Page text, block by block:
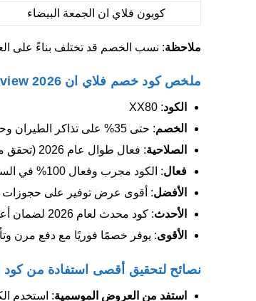
كوبون فلاي ان الجمعة البيضاء
ملاحظة: نسب الخصم قد تختلف بناءً على
ملخص كود خصم فلاي ان 2026 Overview
الكود: XX80
الخصم: حتى 35% على تذاكر الطيران وحجوزات الفنادق.
الصلاحية: فعال طوال عام 2026 (تحقق من الشروط عبر couponaat.com).
فعال: الكود مجرب وفعال 100% في السعودية ودول أخرى.
الأفضل: أقوى عرض توفير على حجوزات
الأحدث: كود محدث لعام 2026 لضمان أعلى نسبة خصم.
الأقوى: يوفر خصمًا فوريًا مع دفع مرن
نصائح لتحقيق أقصى استفادة من
استفد من العروض الموسمية: استخدم